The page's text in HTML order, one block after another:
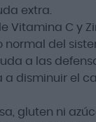
extra.
Vitamina C y
normal del
a las
a disminuir el
gluten ni